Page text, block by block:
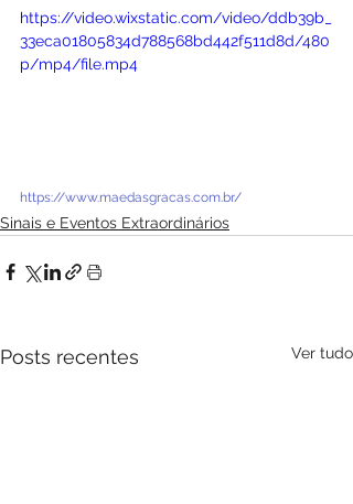
https://video.wixstatic.com/video/ddb39b_
33eca01805834d788568bd442f511d8d/480
p/mp4/file.mp4
https://www.maedasgracas.com.br/
Sinais e Eventos Extraordinários
Posts recentes Ver tudo